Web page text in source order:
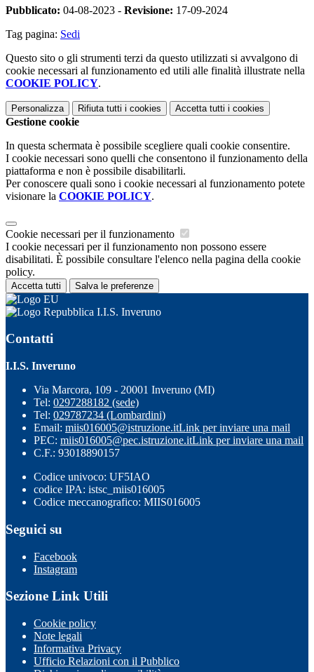
Pubblicato: 04-08-2023 - Revisione: 17-09-2024
Tag pagina: Sedi
Questo sito o gli strumenti terzi da questo utilizzati si avvalgono di
cookie necessari al funzionamento ed utili alle finalità illustrate nella
COOKIE POLICY.
Personalizza Rifiuta tutti i cookies Accetta tutti i cookies
Gestione cookie
In questa schermata è possibile scegliere quali cookie consentire.
I cookie necessari sono quelli che consentono il funzionamento della
piattaforma e non è possibile disabilitarli.
Per conoscere quali sono i cookie necessari al funzionamento potete
visionare la COOKIE POLICY.
Cookie necessari per il funzionamento
I cookie necessari per il funzionamento non possono essere
disabilitati. È possibile consultare l'elenco nella pagina della cookie
policy.
Accetta tutti Salva le preferenze
I.I.S. Inveruno
Contatti
I.I.S. Inveruno
Via Marcora, 109 - 20001 Inveruno (MI)
Tel: 0297288182 (sede)
Tel: 029787234 (Lombardini)
Email: miis016005@istruzione.itLink per inviare una mail
PEC: miis016005@pec.istruzione.itLink per inviare una mail
C.F.: 93018890157
Codice univoco: UF5IAO
codice IPA: istsc_miis016005
Codice meccanografico: MIIS016005
Seguici su
Facebook
Instagram
Sezione Link Utili
Cookie policy
Note legali
Informativa Privacy
Ufficio Relazioni con il Pubblico